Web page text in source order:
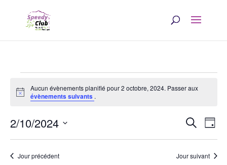
Évènements
for
2
octobre,
Notice
Aucun évènements planifié pour 2 octobre, 2024. Passer aux
évènements suivants .
et
Recherche
Jour
2/10/2024
Sélectionnez
uneJour précédent Jour suivant